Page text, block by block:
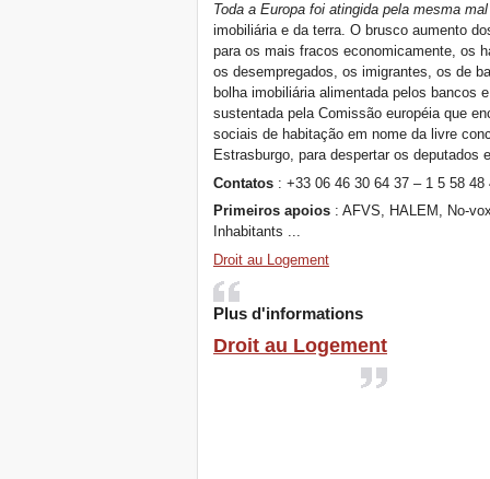
Toda a Europa foi atingida pela mesma mal
imobiliária e da terra. O brusco aumento
para os mais fracos economicamente, os
os desempregados, os imigrantes, os de
bolha imobiliária alimentada pelos bancos
sustentada pela Comissão européia que
sociais de habitação em nome da livre
Estrasburgo, para despertar os deputados
Contatos : +33 06 46 30 64 37 – 1 5 58 48
Primeiros apoios : AFVS, HALEM, No-
Inhabitants ...
Droit au Logement
Plus d'informations
Droit au Logement